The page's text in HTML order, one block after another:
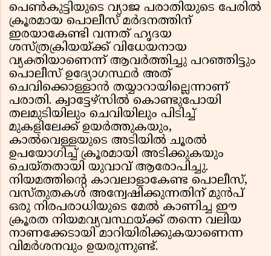
പെൺകുട്ടിയുടെ വ്യാജ പരാതിയുടെ പേരിൽ
ക്രൂരമായ പൊലീസ് മർദനത്തിന്
ഇരയാകേണ്ടി വന്നത് ഹൃദയ
ശസ്ത്രക്രിയയ്ക്ക് വിധേയനായ
വ്യക്തിയാണെന്ന് ആവർത്തിച്ചു പറഞ്ഞിട്ടും
പൊലീസ് ഉദ്യോഗസ്ഥർ അത്
ചെവിക്കൊള്ളാൻ തയ്യാറായില്ലെന്നാണ്
പരാതി. ക്വാട്ടേഴ്സിൽ കൊണ്ടുപോയി
തലമുടിയിലും ചെവിയിലും പിടിച്ച്
മുകളിലേക്ക് ഉയർത്തുകയും,
കാൽവെള്ളയുടെ അടിയിൽ ചൂരൽ
ഉപയോഗിച്ച് ക്രൂരമായി അടിക്കുകയും
ചെയ്തതായി യുവാവ് ആരോപിച്ചു.
നിയമത്തിൻ്റെ കാവലാളാകേണ്ട പൊലീസ്,
വസ്തുതകൾ അന്വേഷിക്കുന്നതിന് മുൻപ്
ഒരു നിരപരാധിയുടെ മേൽ കാണിച്ച ഈ
ക്രൂരത നിയമവ്യവസ്ഥയ്ക്ക് തന്നെ വലിയ
നാണക്കേടായി മാറിയിരിക്കുകയാണെന്ന
വിമർശനവും ഉയരുന്നുണ്ട്.